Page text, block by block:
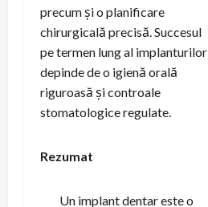
precum și o planificare
chirurgicală precisă. Succesul
pe termen lung al implanturilor
depinde de o igienă orală
riguroasă și controale
stomatologice regulate.
Rezumat
Un implant dentar este o